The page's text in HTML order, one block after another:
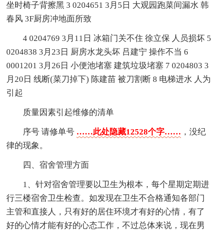
坐时椅子背擦黑 3 0204651 3月5日 大观园跑菜间漏水 韩
春风 3F厨房冲地面所致
4 0204769 3月11日 冰箱门关不住 徐立保 人员损坏 5
0204838 3月23日 厨房水龙头坏 吕建宁 操作不当 6
0001201 3月26日 小便池堵塞 建筑垃圾堵塞 7 0204803 3
月20日 线断(菜刀掉下) 陈建苗 被刀割断 8 电梯进水 人为
引起
质量因素引起维修的清单
序号 请修单号 ……此处隐藏12528个字…… ，没纪
律的现象。
四、宿舍管理方面
1、针对宿舍管理要以卫生为根本，每个星期定期进
行三楼宿舍卫生检查。如发现在卫生不合格通知各部门
主管和直接人，只有好的居住环境才有好的心情，有了
好的心情才能有好的心态工作，不过总体来说，现在男